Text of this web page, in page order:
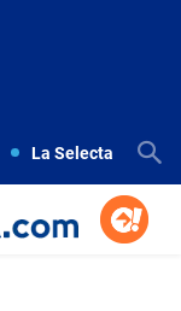
La Selecta